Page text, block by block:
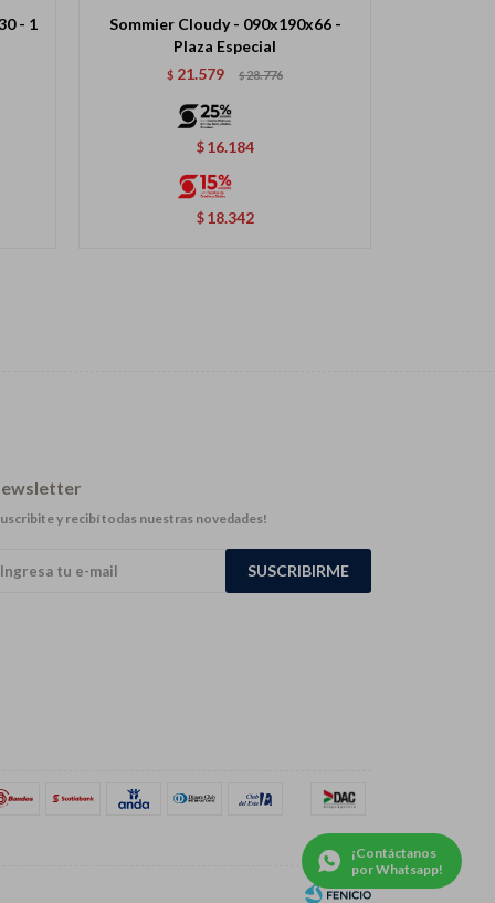
- 1
Sommier Cloudy - 090x190x66 -
Plaza Especial
$ 21.579 $28.776
$ 16.184
$ 18.342
y recibí todas nuestras novedades!
SUSCRIBIRME
¡Contáctanos
por Whatsapp!